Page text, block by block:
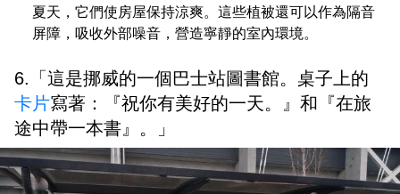
夏天，它們使房屋保持涼爽。這些植被還可以作為隔音
屏障，吸收外部噪音，營造寧靜的室內環境。
6.「這是挪威的一個巴士站圖書館。桌子上的
卡片寫著：『祝你有美好的一天。』和『在旅
途中帶一本書』。」